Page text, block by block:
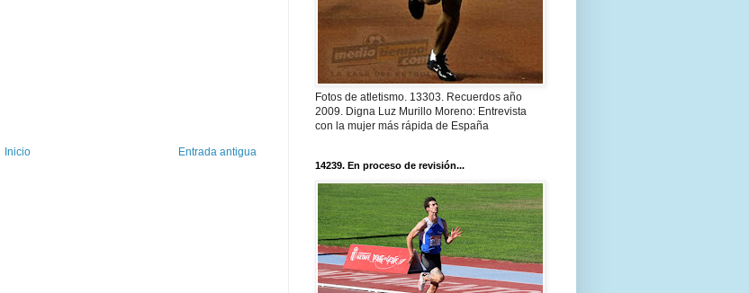
Entrada antigua
Inicio
Fotos de atletismo. 13303. Recuerdos año
2009. Digna Luz Murillo Moreno: Entrevista
con la mujer más rápida de España
14239. En proceso de revisión...